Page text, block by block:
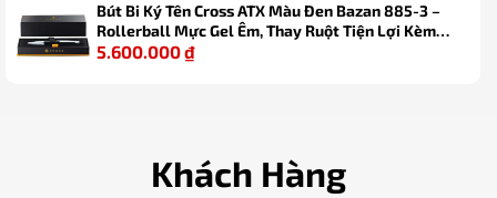
Bút Bi Ký Tên Cross ATX Màu Đen Bazan 885-3 –
Rollerball Mực Gel Êm, Thay Ruột Tiện Lợi Kèm
Hộp Quà Cao Cấp
5.600.000₫
Khách Hàng